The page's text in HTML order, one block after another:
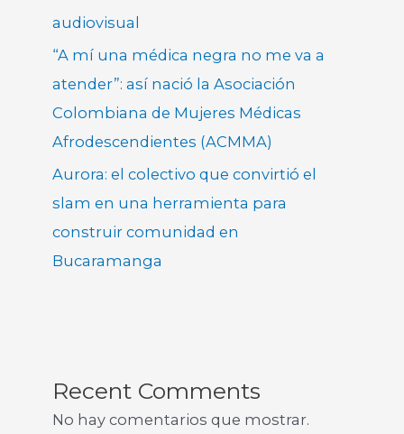
audiovisual
“A mí una médica negra no me va a
atender”: así nació la Asociación
Colombiana de Mujeres Médicas
Afrodescendientes (ACMMA)
Aurora: el colectivo que convirtió el
slam en una herramienta para
construir comunidad en
Bucaramanga
Recent Comments
No hay comentarios que mostrar.